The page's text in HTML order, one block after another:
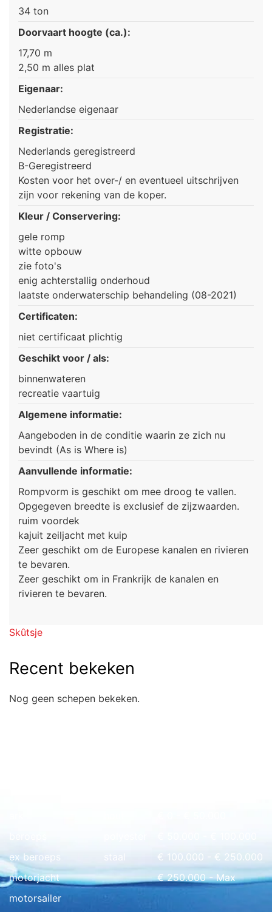
34 ton
Doorvaart hoogte (ca.):
17,70 m
2,50 m alles plat
Eigenaar:
Nederlandse eigenaar
Registratie:
Nederlands geregistreerd
B-Geregistreerd
Kosten voor het over-/ en eventueel uitschrijven
zijn voor rekening van de koper.
Kleur / Conservering:
gele romp
witte opbouw
zie foto's
enig achterstallig onderhoud
laatste onderwaterschip behandeling (08-2021)
Certificaten:
niet certificaat plichtig
Geschikt voor / als:
binnenwateren
recreatie vaartuig
Algemene informatie:
Aangeboden in de conditie waarin ze zich nu
bevindt (As is Where is)
Aanvullende informatie:
Rompvorm is geschikt om mee droog te vallen.
Opgegeven breedte is exclusief de zijzwaarden.
ruim voordek
kajuit zeiljacht met kuip
Zeer geschikt om de Europese kanalen en rivieren
te bevaren.
Zeer geschikt om in Frankrijk de kanalen en
rivieren te bevaren.
Skûtsje
Recent bekeken
Nog geen schepen bekeken.
ex beroeps
motorjacht
motorsailer
€ 100.000 - € 250.000
€ 250.000 - Max